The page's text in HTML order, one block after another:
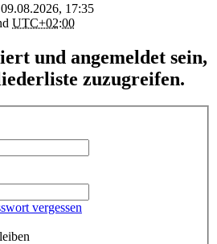
17:35
UTC+02:00
und angemeldet sein,
zuzugreifen.
vergessen